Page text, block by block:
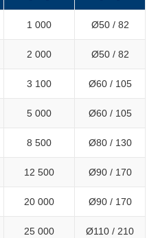
1 000 Ø50 / 82
2 000 Ø50 / 82
3 100 Ø60 / 105
5 000 Ø60 / 105
8 500 Ø80 / 130
12 500 Ø90 / 170
20 000 Ø90 / 170
25 000 Ø110 / 210